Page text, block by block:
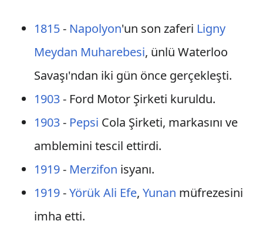
1815- Napolyon'un son zaferi Ligny
Meydan Muharebesi, ünlü Waterloo
Savaşı'ndan iki gün önce gerçekleşti.
1903- Ford Motor Şirketi kuruldu.
1903- Pepsi Cola Şirketi, markasını ve
amblemini tescil ettirdi.
1919- Merzifon isyanı.
1919-Yörük Ali Efe, Yunan müfrezesini
imha etti.